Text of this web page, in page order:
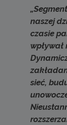
naszej
czasie
sieć,